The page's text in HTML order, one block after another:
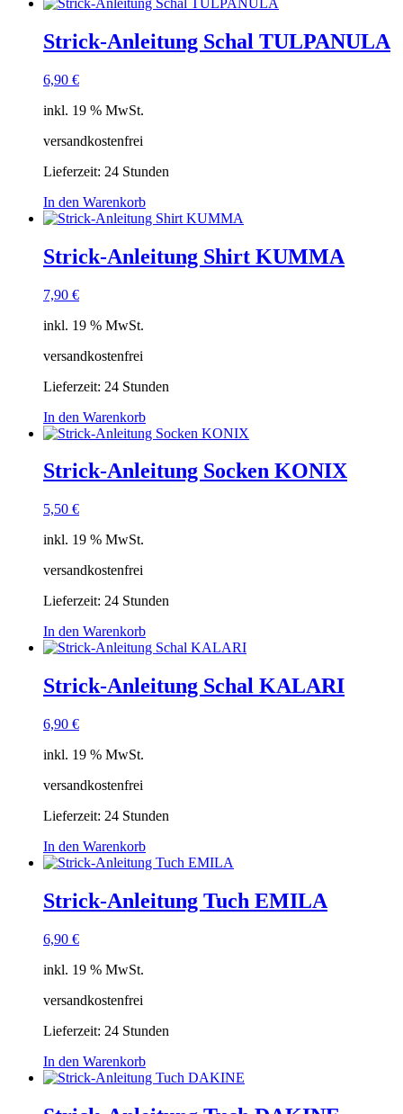
Strick-Anleitung Schal TULPANULA
6,90 €
inkl. 19 % MwSt.
versandkostenfrei
Lieferzeit: 24 Stunden
In den Warenkorb
Strick-Anleitung Shirt KUMMA
7,90 €
inkl. 19 % MwSt.
versandkostenfrei
Lieferzeit: 24 Stunden
In den Warenkorb
Strick-Anleitung Socken KONIX
5,50 €
inkl. 19 % MwSt.
versandkostenfrei
Lieferzeit: 24 Stunden
In den Warenkorb
Strick-Anleitung Schal KALARI
6,90 €
inkl. 19 % MwSt.
versandkostenfrei
Lieferzeit: 24 Stunden
In den Warenkorb
Strick-Anleitung Tuch EMILA
6,90 €
inkl. 19 % MwSt.
versandkostenfrei
Lieferzeit: 24 Stunden
In den Warenkorb